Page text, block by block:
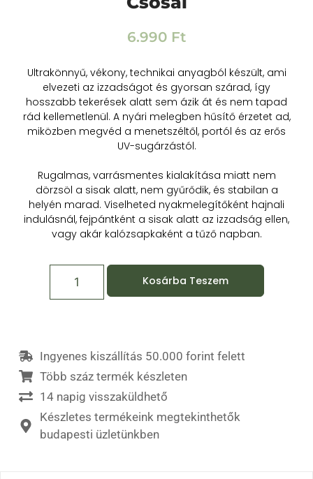
6.990 Ft
Ultrakönnyű, vékony, technikai anyagból készült, ami
elvezeti az izzadságot és gyorsan szárad, így
hosszabb tekerések alatt sem ázik át és nem tapad
rád kellemetlenül. A nyári melegben hűsítő érzetet ad,
miközben megvéd a menetszéltől, portól és az erős
UV-sugárzástól.
Rugalmas, varrásmentes kialakítása miatt nem
dörzsöl a sisak alatt, nem gyűrődik, és stabilan a
helyén marad. Viselheted nyakmelegítőként hajnali
indulásnál, fejpántként a sisak alatt az izzadság ellen,
vagy akár kalózsapkaként a tűző napban.
Kosárba Teszem
Ingyenes kiszállítás 50.000 forint felett
Több száz termék készleten
14 napig visszaküldhető
Készletes termékeink megtekinthetők
budapesti üzletünkben